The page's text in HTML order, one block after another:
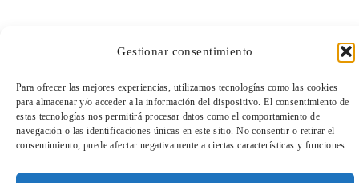
Gestionar consentimiento
Para ofrecer las mejores experiencias, utilizamos tecnologías como las cookies
para almacenar y/o acceder a la información del dispositivo. El consentimiento de
estas tecnologías nos permitirá procesar datos como el comportamiento de
navegación o las identificaciones únicas en este sitio. No consentir o retirar el
consentimiento, puede afectar negativamente a ciertas características y funciones.
TeleEntradas